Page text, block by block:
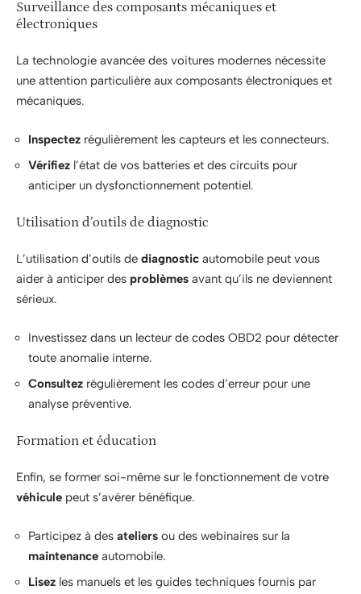
Surveillance des composants mécaniques et
électroniques
La technologie avancée des voitures modernes nécessite
une attention particulière aux composants électroniques et
mécaniques.
Inspectez régulièrement les capteurs et les connecteurs.
Vérifiez l’état de vos batteries et des circuits pour
anticiper un dysfonctionnement potentiel.
Utilisation d’outils de diagnostic
L’utilisation d’outils de diagnostic automobile peut vous
aider à anticiper des problèmes avant qu’ils ne deviennent
sérieux.
Investissez dans un lecteur de codes OBD2 pour détecter
toute anomalie interne.
Consultez régulièrement les codes d’erreur pour une
analyse préventive.
Formation et éducation
Enfin, se former soi-même sur le fonctionnement de votre
véhicule peut s’avérer bénéfique.
Participez à des ateliers ou des webinaires sur la
maintenance automobile.
Lisez les manuels et les guides techniques fournis par